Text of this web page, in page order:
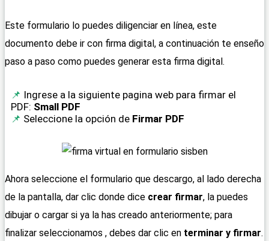
Este formulario lo puedes diligenciar en línea, este
documento debe ir con firma digital, a continuación te enseño
paso a paso como puedes generar esta firma digital.
Ingrese a la siguiente pagina web para firmar el
PDF: Small PDF
Seleccione la opción de Firmar PDF
Ahora seleccione el formulario que descargo, al lado derecha
de la pantalla, dar clic donde dice crear firmar, la puedes
dibujar o cargar si ya la has creado anteriormente; para
finalizar seleccionamos , debes dar clic en terminar y firmar.